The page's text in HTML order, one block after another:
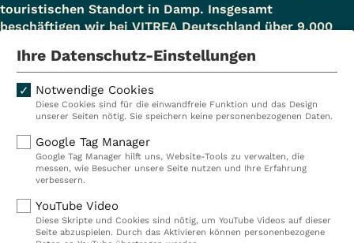
touristischen Standort in Damp. Insgesamt
beschäftigen wir bei VITREA Deutschland über 9.000
Kliniken
Ambulant
Reha
Prävention
Karriere
VITREA Deutschland
Ihre Datenschutz-Einstellungen
Notwendige Cookies
Diese Cookies sind für die einwandfreie Funktion und das Design
unserer Seiten nötig. Sie speichern keine personenbezogenen Daten.
Google Tag Manager
Google Tag Manager hilft uns, Website-Tools zu verwalten, die
messen, wie Besucher unsere Seite nutzen und Ihre Erfahrung
verbessern.
YouTube Video
Diese Skripte und Cookies sind nötig, um YouTube Videos auf dieser
Seite abzuspielen. Durch das Aktivieren können personenbezogene